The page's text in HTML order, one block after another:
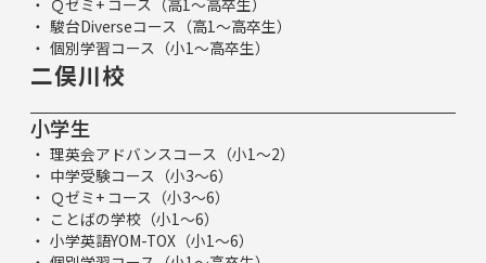
Ｑゼミ+ コース（高1～高卒生）
駿台Diverseコース（高1～高卒生）
個別学習コース（小1～高卒生）
二俣川校
小学生
理英会アドバンスコース（小1～2）
中学受験コース（小3～6）
Ｑゼミ+ コース（小3～6）
ことばの学校（小1～6）
小学英語YOM-TOX（小1～6）